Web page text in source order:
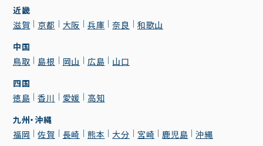
近畿
滋賀
京都 大阪 兵庫 奈良
和歌山
中国
鳥取
島根 岡山 広島
山口
四国
徳島
香川 愛媛
高知
九州・沖縄
福岡
佐賀 長崎 熊本 大分 宮崎 鹿児島 沖縄